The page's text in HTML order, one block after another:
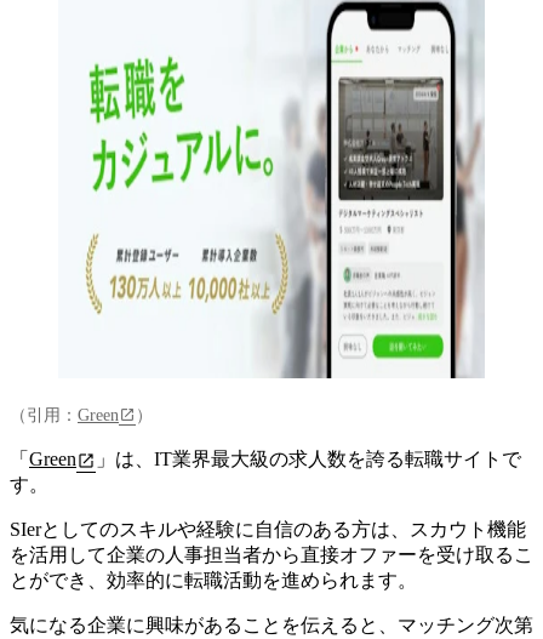
（引用： Green ）
「 Green 」は、 IT業界最大級の求人数を誇る転職サイト で
す。
SIerとしてのスキルや経験に自信のある方は、スカウト機能
を活用して企業の人事担当者から直接オファーを受け取るこ
とができ、効率的に転職活動を進められます。
気になる企業に興味があることを伝えると、マッチング次第